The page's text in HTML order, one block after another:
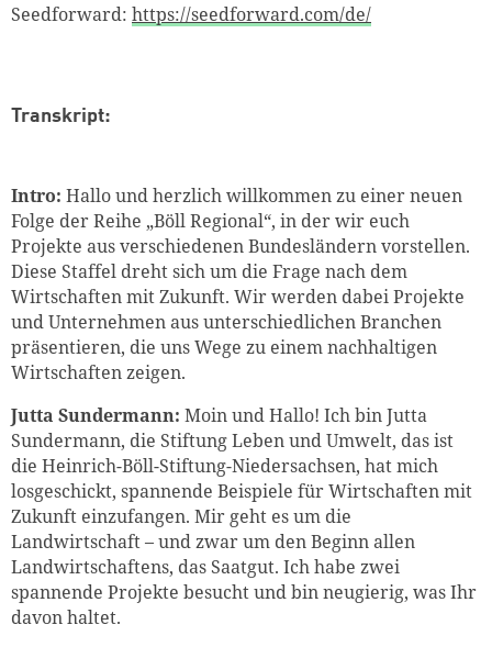
Seedforward: https://seedforward.com/de/
Transkript:
Intro: Hallo und herzlich willkommen zu einer neuen
Folge der Reihe „Böll Regional“, in der wir euch
Projekte aus verschiedenen Bundesländern vorstellen.
Diese Staffel dreht sich um die Frage nach dem
Wirtschaften mit Zukunft. Wir werden dabei Projekte
und Unternehmen aus unterschiedlichen Branchen
präsentieren, die uns Wege zu einem nachhaltigen
Wirtschaften zeigen.
Jutta Sundermann: Moin und Hallo! Ich bin Jutta
Sundermann, die Stiftung Leben und Umwelt, das ist
die Heinrich-Böll-Stiftung-Niedersachsen, hat mich
losgeschickt, spannende Beispiele für Wirtschaften mit
Zukunft einzufangen. Mir geht es um die
Landwirtschaft – und zwar um den Beginn allen
Landwirtschaftens, das Saatgut. Ich habe zwei
spannende Projekte besucht und bin neugierig, was Ihr
davon haltet.